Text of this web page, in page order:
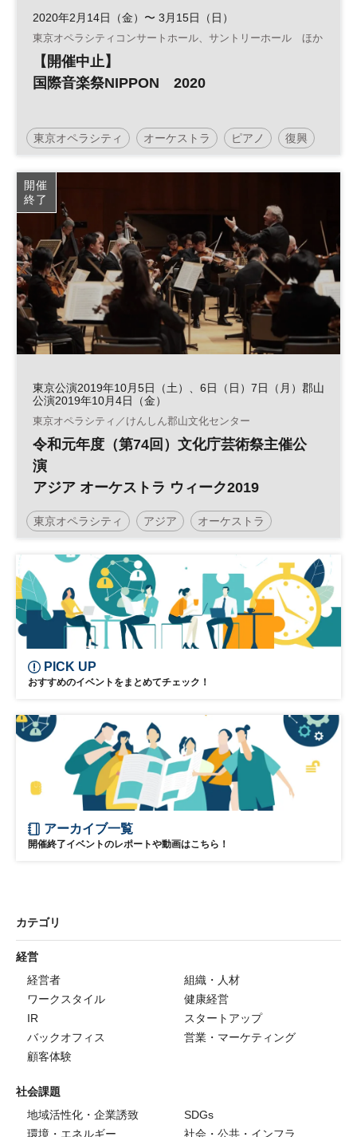
2020年2月14日（金）〜 3月15日（日）
東京オペラシティコンサートホール、サントリーホール ほか
【開催中止】
国際音楽祭NIPPON 2020
東京オペラシティ オーケストラ ピアノ 復興
ヴァイオリン コンサート サントリーホール
東日本大震災復興
開催
終了
東京公演2019年10月5日（土）、6日（日）7日（月）郡山
公演2019年10月4日（金）
東京オペラシティ／けんしん郡山文化センター
令和元年度（第74回）文化庁芸術祭主催公
演
アジア オーケストラ ウィーク2019
東京オペラシティ アジア オーケストラ
コンサート 土日祝開催
PICK UP
おすすめのイベントをまとめてチェック！
アーカイブ一覧
開催終了イベントのレポートや動画はこちら！
カテゴリ
経営
経営者
組織・人材
ワークスタイル
健康経営
IR
スタートアップ
バックオフィス
営業・マーケティング
顧客体験
社会課題
地域活性化・企業誘致
SDGs
環境・エネルギー
社会・公共・インフラ